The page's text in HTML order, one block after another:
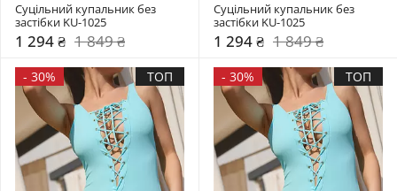
Суцільний купальник без
застібки KU-1025
1 294 ₴ 1 849 ₴
Суцільний купальник без
застібки KU-1025
1 294 ₴ 1 849 ₴
- 30% ТОП - 30% ТОП